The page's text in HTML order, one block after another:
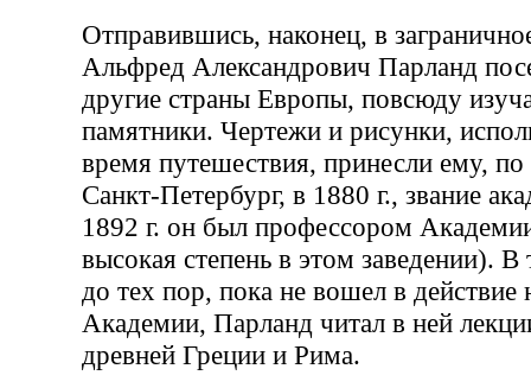
Отправившись, наконец, в
Альфред Александрович Парланд
другие страны Европы, повсюду
памятники. Чертежи и рисунки,
время путешествия, принесли ему,
Санкт-Петербург, в 1880 г., звание
1892 г. он был профессором
высокая степень в этом заведении). В
до тех пор, пока не вошел в действие
Академии, Парланд читал в ней
древней Греции и Рима.